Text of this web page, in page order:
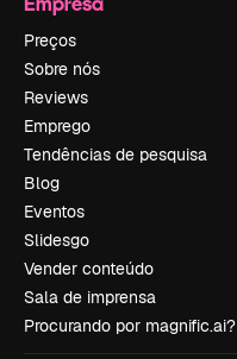
Preços
Sobre nós
Reviews
Emprego
Tendências de pesquisa
Blog
Eventos
Slidesgo
Vender conteúdo
Sala de imprensa
Procurando por magnific.ai?